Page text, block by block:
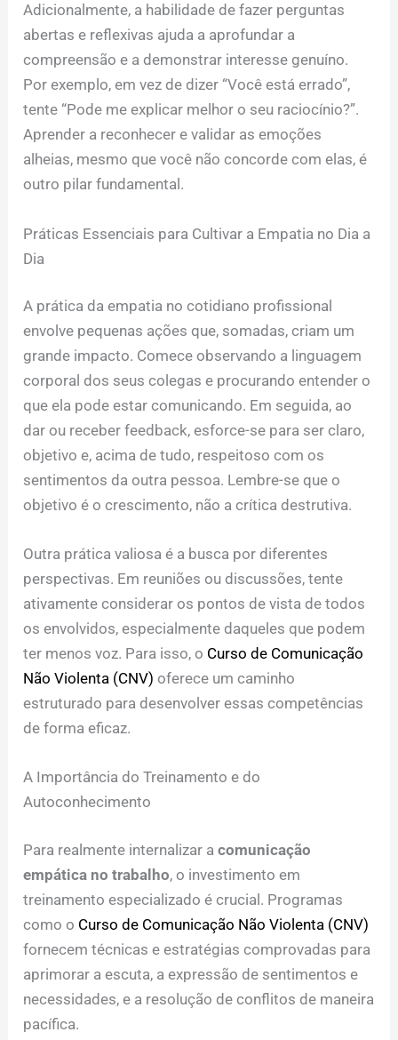
Adicionalmente, a habilidade de fazer perguntas
abertas e reflexivas ajuda a aprofundar a
compreensão e a demonstrar interesse genuíno.
Por exemplo, em vez de dizer “Você está errado”,
tente “Pode me explicar melhor o seu raciocínio?”.
Aprender a reconhecer e validar as emoções
alheias, mesmo que você não concorde com elas, é
outro pilar fundamental.
Práticas Essenciais para Cultivar a Empatia no Dia a
Dia
A prática da empatia no cotidiano profissional
envolve pequenas ações que, somadas, criam um
grande impacto. Comece observando a linguagem
corporal dos seus colegas e procurando entender o
que ela pode estar comunicando. Em seguida, ao
dar ou receber feedback, esforce-se para ser claro,
objetivo e, acima de tudo, respeitoso com os
sentimentos da outra pessoa. Lembre-se que o
objetivo é o crescimento, não a crítica destrutiva.
Outra prática valiosa é a busca por diferentes
perspectivas. Em reuniões ou discussões, tente
ativamente considerar os pontos de vista de todos
os envolvidos, especialmente daqueles que podem
ter menos voz. Para isso, o Curso de Comunicação
Não Violenta (CNV) oferece um caminho
estruturado para desenvolver essas competências
de forma eficaz.
A Importância do Treinamento e do
Autoconhecimento
Para realmente internalizar acomunicação
empática no trabalho, o investimento em
treinamento especializado é crucial. Programas
como o Curso de Comunicação Não Violenta (CNV)
fornecem técnicas e estratégias comprovadas para
aprimorar a escuta, a expressão de sentimentos e
necessidades, e a resolução de conflitos de maneira
pacífica.